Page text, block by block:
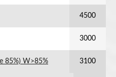
4500
3000
85%) W>85% 3100